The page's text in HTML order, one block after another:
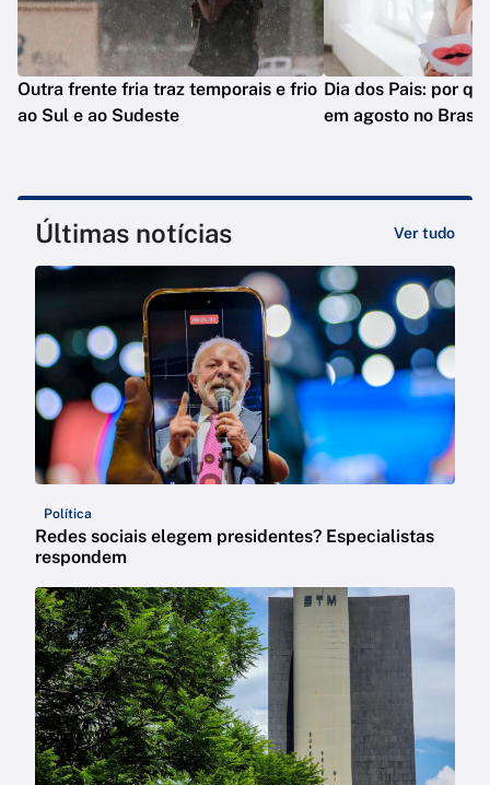
Outra frente fria traz temporais e frio
ao Sul e ao Sudeste
Dia dos Pais: por
em agosto no
Últimas notícias Ver tudo
Política
Redes sociais elegem presidentes? Especialistas
respondem